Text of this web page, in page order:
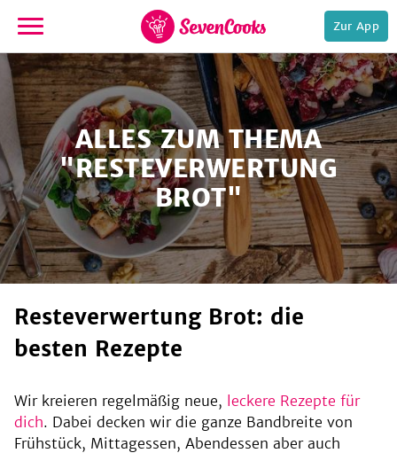
zur
Startseite
Zur App
ALLES ZUM THEMA
"RESTEVERWERTUNG
BROT"
Resteverwertung Brot: die
besten Rezepte
Wir kreieren regelmäßig neue, leckere Rezepte für
dich. Dabei decken wir die ganze Bandbreite von
Frühstück, Mittagessen, Abendessen aber auch